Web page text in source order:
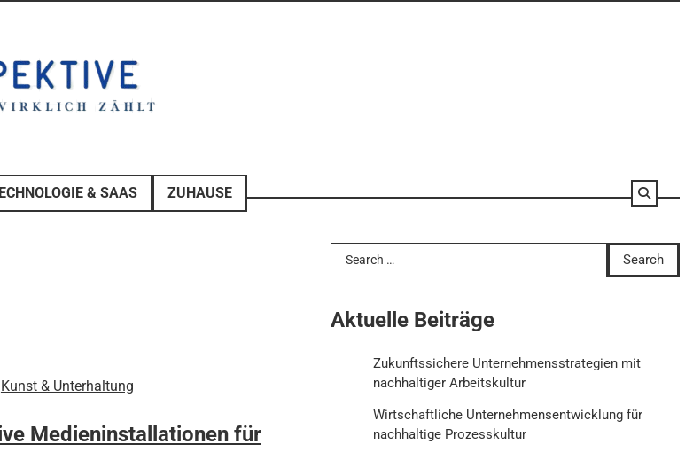
& SAAS ZUHAUSE
Kunst & Unterhaltung
Medieninstallationen für
Search
for:
Aktuelle Beiträge
Zukunftssichere Unternehmensstrategien mit
nachhaltiger Arbeitskultur
Wirtschaftliche Unternehmensentwicklung für
nachhaltige Prozesskultur